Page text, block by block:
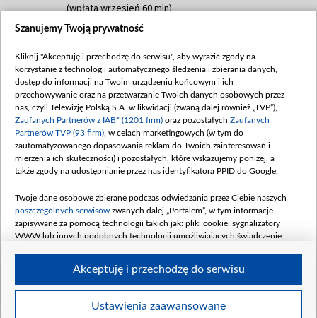
(wpłata wrzesień 60 mln)
Dofinansowanie 635 783 051,21 PLN
(wpłata wrzesień 100 mln, październik 350
mln, listopad 265 mln)
Dofinansowanie 48 862 000,00 PLN
Data podpisania umowy: GRUDZIEŃ 2025
(wpłata grudzień 60,548 mln)
Dofinansowanie 900 000 000,00 PLN
Data podpisania umowy: LUTY 2026 (wpłata
kwiecień 180 mln, 7 maja 180 mln, 8
czerwca 90 mln)
Dofinansowanie 250 000 000,00 PLN
4 sierpnia 250 mln
Szanujemy Twoją prywatność
Kliknij "Akceptuję i przechodzę do serwisu", aby wyrazić zgody na
korzystanie z technologii automatycznego śledzenia i zbierania danych,
dostęp do informacji na Twoim urządzeniu końcowym i ich
przechowywanie oraz na przetwarzanie Twoich danych osobowych przez
nas, czyli Telewizję Polską S.A. w likwidacji (zwaną dalej również „TVP”),
Zaufanych Partnerów z IAB* (1201 firm) oraz pozostałych Zaufanych
Partnerów TVP (93 firm) , w celach marketingowych (w tym do
zautomatyzowanego dopasowania reklam do Twoich zainteresowań i
mierzenia ich skuteczności) i pozostałych, które wskazujemy poniżej, a
także zgody na udostępnianie przez nas identyfikatora PPID do Google.
Twoje dane osobowe zbierane podczas odwiedzania przez Ciebie naszych
poszczególnych serwisów zwanych dalej „Portalem”, w tym informacje
zapisywane za pomocą technologii takich jak: pliki cookie, sygnalizatory
WWW lub innych podobnych technologii umożliwiających świadczenie
Twoje dane osobowe zbierane podczas odwiedzania przez Ciebie
Ustawienia zaawansowane
Akceptuję i przechodzę do serwisu